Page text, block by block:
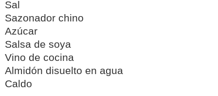
Sal
Sazonador chino
Azúcar
Salsa de soya
Vino de cocina
Almidón disuelto en agua
Caldo